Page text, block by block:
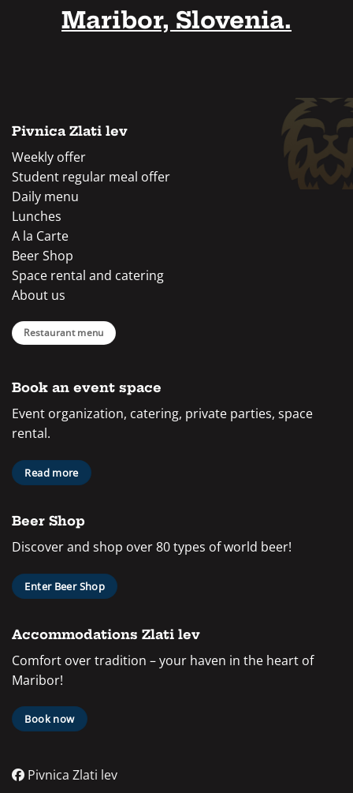
Maribor, Slovenia.
Pivnica Zlati lev
Weekly offer
Student regular meal offer
Daily menu
Lunches
A la Carte
Beer Shop
Space rental and catering
About us
Restaurant menu
Book an event space
Event organization, catering, private parties, space
rental.
Read more
Beer Shop
Discover and shop over 80 types of world beer!
Enter Beer Shop
Accommodations Zlati lev
Comfort over tradition – your haven in the heart of
Maribor!
Book now
Pivnica Zlati lev